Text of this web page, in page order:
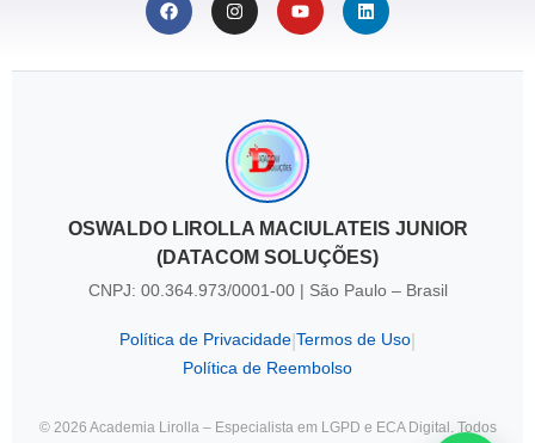
OSWALDO LIROLLA MACIULATEIS JUNIOR
(DATACOM SOLUÇÕES)
CNPJ: 00.364.973/0001-00 | São Paulo – Brasil
Política de Privacidade Termos de Uso
Política de Reembolso
© 2026 Academia Lirolla – Especialista em LGPD e ECA Digital. Todos